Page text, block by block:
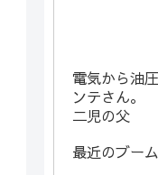
電気から油
ンテさん。
二児の父
最近のブー